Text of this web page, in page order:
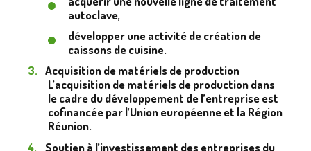
autoclave,
développer une activité de création de
caissons de cuisine.
Acquisition de matériels de production
L’acquisition de matériels de production dans
le cadre du développement de l’entreprise est
cofinancée par l’Union européenne et la Région
Réunion.
Soutien à l’investissement des entreprises du